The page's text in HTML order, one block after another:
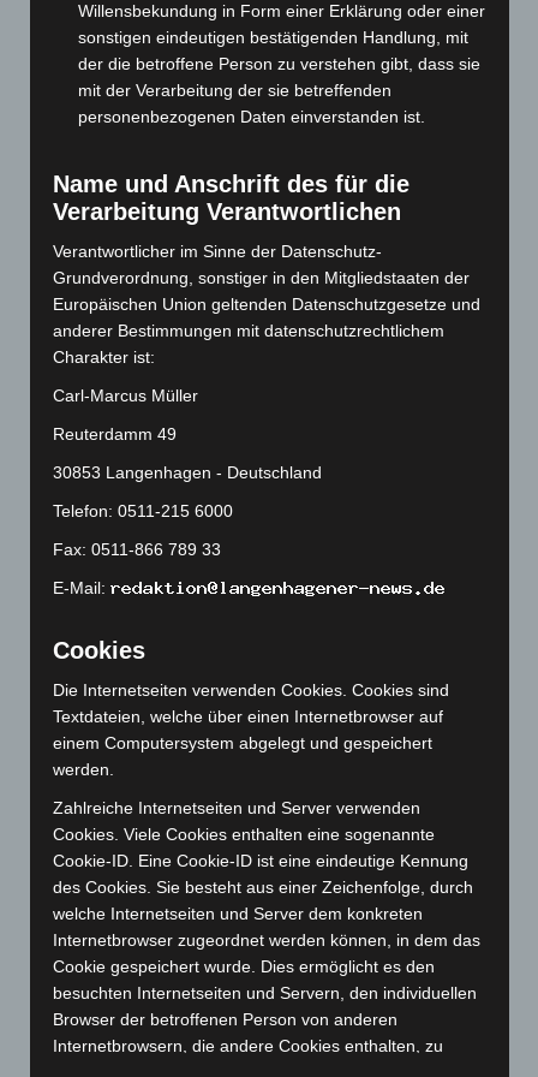
Juli 2024(89)
Juni 2024(107)
Mai 2024(149)
April 2024(102)
Februar 2024(103)
Januar 2024(111)
Dezember 2023(130)
November 2023 (130)
Oktober 2023(114)
August 2023(134)
Juli 2023(118)
Juni 2023(142)
Mai 2023 (139)
April 2023(155)
März 2023(174)
Januar 2023(140)
Dezember 2022(130)
November 2022
(167)
Oktober 2022
September 2022(205)
August 2022(166)
Juli 2022
(133)
Juni 2022(167)
Mai 2022(177)
April 2022(198)
März 2022(221)
Februar 2022(189)
Willensbekundung in Form einer Erklärung oder einer
sonstigen eindeutigen bestätigenden Handlung, mit
der die betroffene Person zu verstehen gibt, dass sie
mit der Verarbeitung der sie betreffenden
personenbezogenen Daten einverstanden ist.
Name und Anschrift des für die
Verarbeitung Verantwortlichen
Verantwortlicher im Sinne der Datenschutz-
Grundverordnung, sonstiger in den Mitgliedstaaten der
Europäischen Union geltenden Datenschutzgesetze und
anderer Bestimmungen mit datenschutzrechtlichem
Charakter ist:
Carl-Marcus Müller
Reuterdamm 49
30853 Langenhagen - Deutschland
Telefon: 0511-215 6000
Fax: 0511-866 789 33
E-Mail:
Cookies
Die Internetseiten verwenden Cookies. Cookies sind
Textdateien, welche über einen Internetbrowser auf
einem Computersystem abgelegt und gespeichert
werden.
Zahlreiche Internetseiten und Server verwenden
Cookies. Viele Cookies enthalten eine sogenannte
Cookie-ID. Eine Cookie-ID ist eine eindeutige Kennung
des Cookies. Sie besteht aus einer Zeichenfolge, durch
welche Internetseiten und Server dem konkreten
Internetbrowser zugeordnet werden können, in dem das
Cookie gespeichert wurde. Dies ermöglicht es den
besuchten Internetseiten und Servern, den individuellen
Browser der betroffenen Person von anderen
Internetbrowsern, die andere Cookies enthalten, zu